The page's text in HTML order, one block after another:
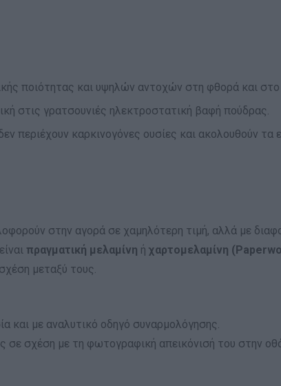
ποιότητας και υψηλών αντοχών στη φθορά και
στις γρατσουνιές ηλεκτροστατική βαφή πούδρας.
περιέχουν καρκινογόνες ουσίες και ακολουθούν
στην αγορά σε χαμηλότερη τιμή, αλλά με
πραγματική μελαμίνη ή χαρτομελαμίνη
μεταξύ τους.
και με αναλυτικό οδηγό συναρμολόγησης.
σχέση με τη φωτογραφική απεικόνισή του στην